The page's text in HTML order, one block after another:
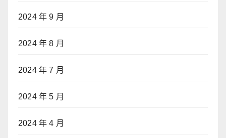
2024 年 9 月
2024 年 8 月
2024 年 7 月
2024 年 5 月
2024 年 4 月